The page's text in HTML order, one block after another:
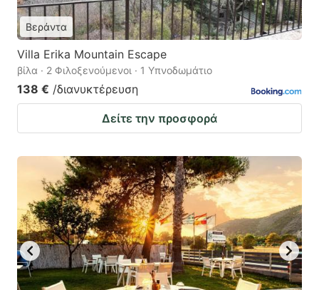
Βεράντα
Villa Erika Mountain Escape
βίλα · 2 Φιλοξενούμενοι · 1 Υπνοδωμάτιο
138 € /διανυκτέρευση
Δείτε την προσφορά